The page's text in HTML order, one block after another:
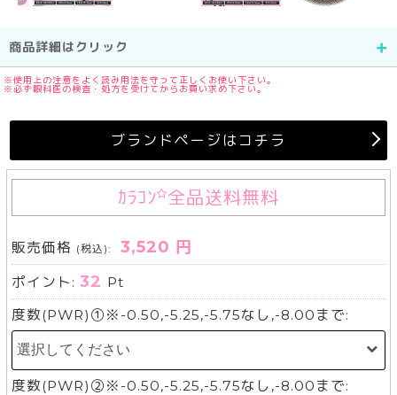
商品詳細はクリック
※使用上の注意をよく読み用法を守って正しくお使い下さい。
※必ず眼科医の検査・処方を受けてからお買い求め下さい。
ブランドページはコチラ
ｶﾗｺﾝ 全品送料無料
販売価格 (税込): 3,520 円
ポイント:32 Pt
度数(PWR)①※-0.50,-5.25,-5.75なし,-8.00まで:
度数(PWR)②※-0.50,-5.25,-5.75なし,-8.00まで: